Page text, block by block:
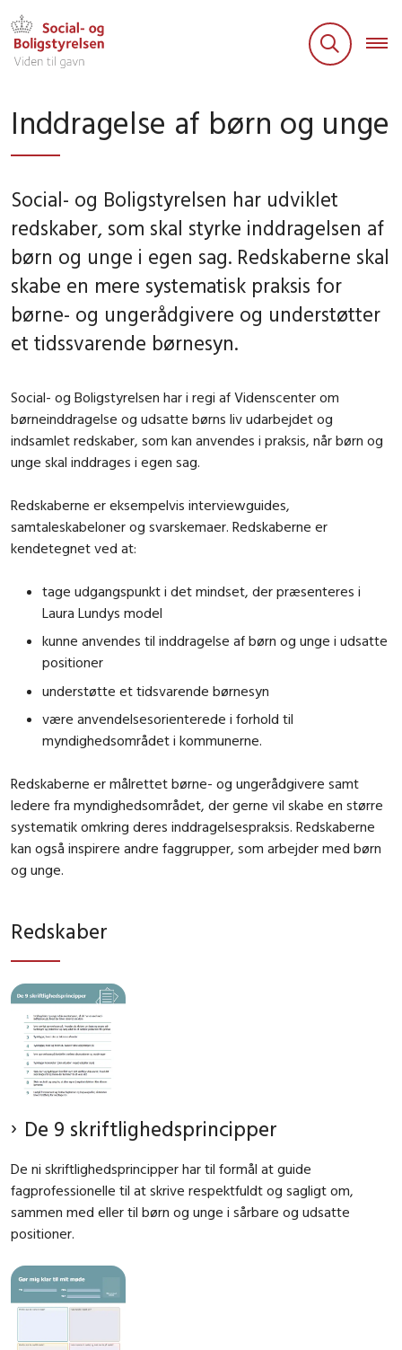
Inddragelse af børn og unge
Social- og Boligstyrelsen har udviklet
redskaber, som skal styrke inddragelsen af
børn og unge i egen sag. Redskaberne skal
skabe en mere systematisk praksis for
børne- og ungerådgivere og understøtter
et tidssvarende børnesyn.
Social- og Boligstyrelsen har i regi af Videnscenter om
børneinddragelse og udsatte børns liv udarbejdet og
indsamlet redskaber, som kan anvendes i praksis, når børn og
unge skal inddrages i egen sag.
Redskaberne er eksempelvis interviewguides,
samtaleskabeloner og svarskemaer. Redskaberne er
kendetegnet ved at:
tage udgangspunkt i det mindset, der præsenteres i
Laura Lundys model
kunne anvendes til inddragelse af børn og unge i udsatte
positioner
understøtte et tidsvarende børnesyn
være anvendelsesorienterede i forhold til
myndighedsområdet i kommunerne.
Redskaberne er målrettet børne- og ungerådgivere samt
ledere fra myndighedsområdet, der gerne vil skabe en større
systematik omkring deres inddragelsespraksis. Redskaberne
kan også inspirere andre faggrupper, som arbejder med børn
og unge.
Redskaber
De 9 skriftlighedsprincipper
De ni skriftlighedsprincipper har til formål at guide
fagprofessionelle til at skrive respektfuldt og sagligt om,
sammen med eller til børn og unge i sårbare og udsatte
positioner.